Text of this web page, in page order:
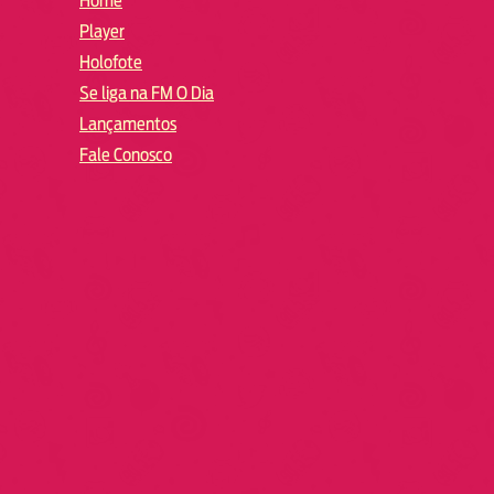
Player
Holofote
Se liga na FM O Dia
Lançamentos
Fale Conosco